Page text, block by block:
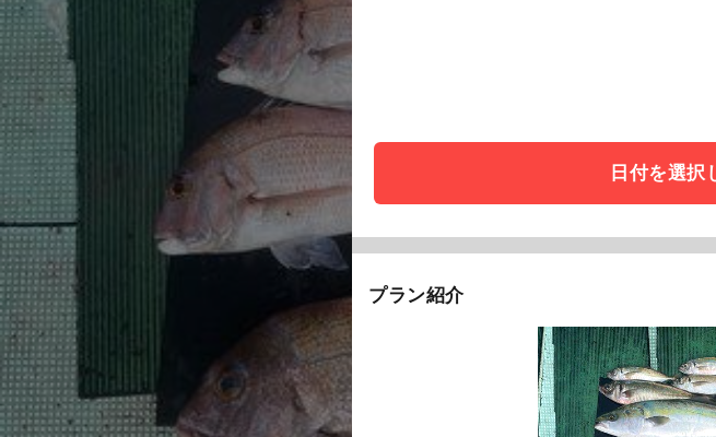
日付を選択
プラン紹介